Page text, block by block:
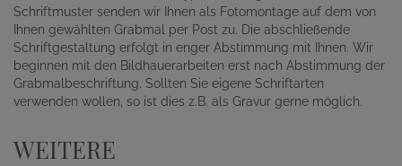
Schriftmuster senden wir Ihnen als Fotomontage auf dem von
Ihnen gewählten Grabmal per Post zu. Die abschließende
Schriftgestaltung erfolgt in enger Abstimmung mit Ihnen. Wir
beginnen mit den Bildhauerarbeiten erst nach Abstimmung der
Grabmalbeschriftung. Sollten Sie eigene Schriftarten
verwenden wollen, so ist dies z.B. als Gravur gerne möglich.
WEITERE